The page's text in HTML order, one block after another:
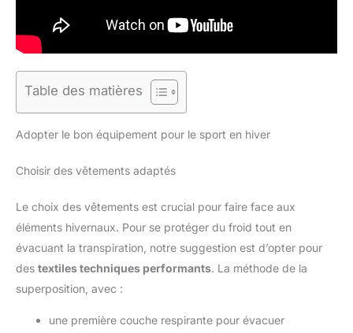
Table des matières
Adopter le bon équipement pour le sport en hiver
Choisir des vêtements adaptés
Le choix des vêtements est crucial pour faire face aux
éléments hivernaux. Pour se protéger du froid tout en
évacuant la transpiration, notre suggestion est d’opter pour
des textiles techniques performants. La méthode de la
superposition, avec :
une première couche respirante pour évacuer